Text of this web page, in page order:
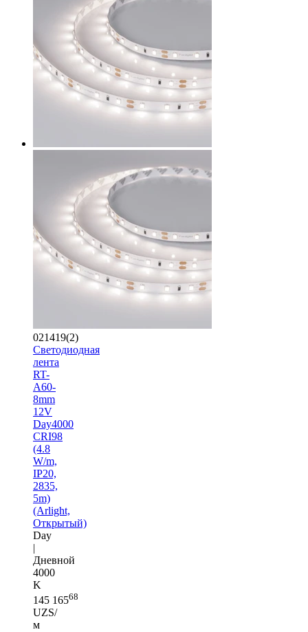
021419(2)
Светодиодная
лента
RT-
A60-
8mm
12V
Day4000
CRI98
(4.8
W/m,
IP20,
2835,
5m)
(Arlight,
Открытый)
Day
|
Дневной
4000
K
145 16568
UZS/
м